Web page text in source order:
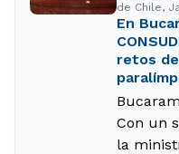
de Chile,
En
retos
Con un
la